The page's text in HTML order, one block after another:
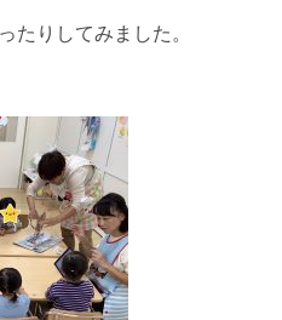
たりしてみました。